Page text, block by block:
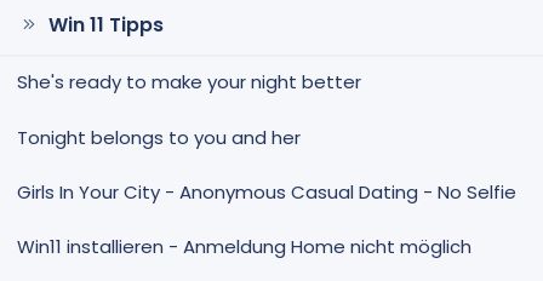
Win 11 Tipps
She's ready to make your night better
Tonight belongs to you and her
Girls In Your City - Anonymous Casual Dating - No Selfie
Win11 installieren - Anmeldung Home nicht möglich